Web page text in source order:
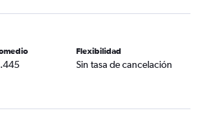
Flexibilidad
Sin tasa de cancelación